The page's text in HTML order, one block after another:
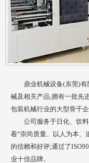
鼎业机械设备(东莞)
械及相关产品;拥有一批先
包装机械行业的大型骨干企
公司服务于日化、饮
着“崇尚质量、以人为本、
的信赖和好评;通过了
业十佳品牌。